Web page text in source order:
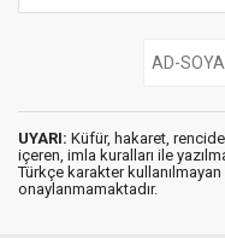
UYARI: Küfür, hakaret,
içeren, imla kuralları ile
Türkçe karakter
onaylanmamaktadır.